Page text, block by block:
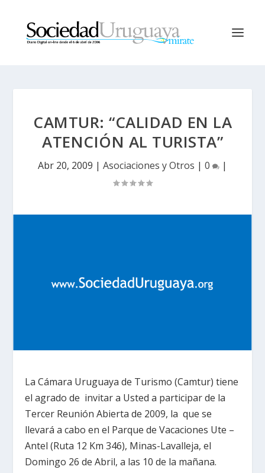
CAMTUR: “CALIDAD EN LA
ATENCIÓN AL TURISTA”
Abr 20, 2009 | Asociaciones y Otros | 0 |
La Cámara Uruguaya de Turismo (Camtur) tiene
el agrado de invitar a Usted a participar de la
Tercer Reunión Abierta de 2009, la que se
llevará a cabo en el Parque de Vacaciones Ute –
Antel (Ruta 12 Km 346), Minas-Lavalleja, el
Domingo 26 de Abril, a las 10 de la mañana.